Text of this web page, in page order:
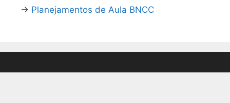
→ Planejamentos de Aula BNCC